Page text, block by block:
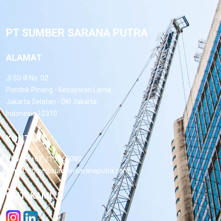
PT SUMBER SARANA PUTRA
ALAMAT
Jl.SD III No. 02
Pondok Pinang - Kebayoran Lama
Jakarta Selatan - DKI Jakarta
Indonesia 12310
KONTAK
Phone: +62-21 7660080
Email:office@sumbersaranaputra.com
IKUTI KAMI